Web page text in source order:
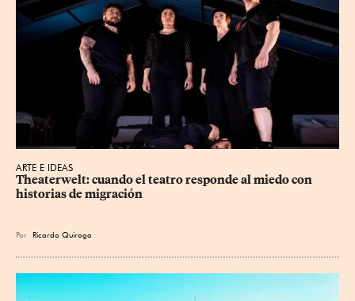
ARTE E IDEAS
Theaterwelt: cuando el teatro responde al miedo con
historias de migración
Por Ricardo Quiroga